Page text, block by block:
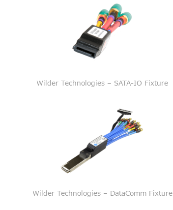
Wilder Technologies – SATA-IO Fixture
Wilder Technologies – DataComm Fixture